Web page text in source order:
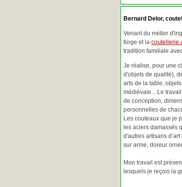
Bernard Delor,
Venant du métier
forge et la coutellerie
tradition familiale
Je réalise, pour une
d'objets de qualité),
arts de la table,
médiévale... Le
de conception,
personnelles de
Les couteaux que je
les aciers damassés
d'autres artisans
sur arme, doreur
Mon travail est
lesquels je reçois la